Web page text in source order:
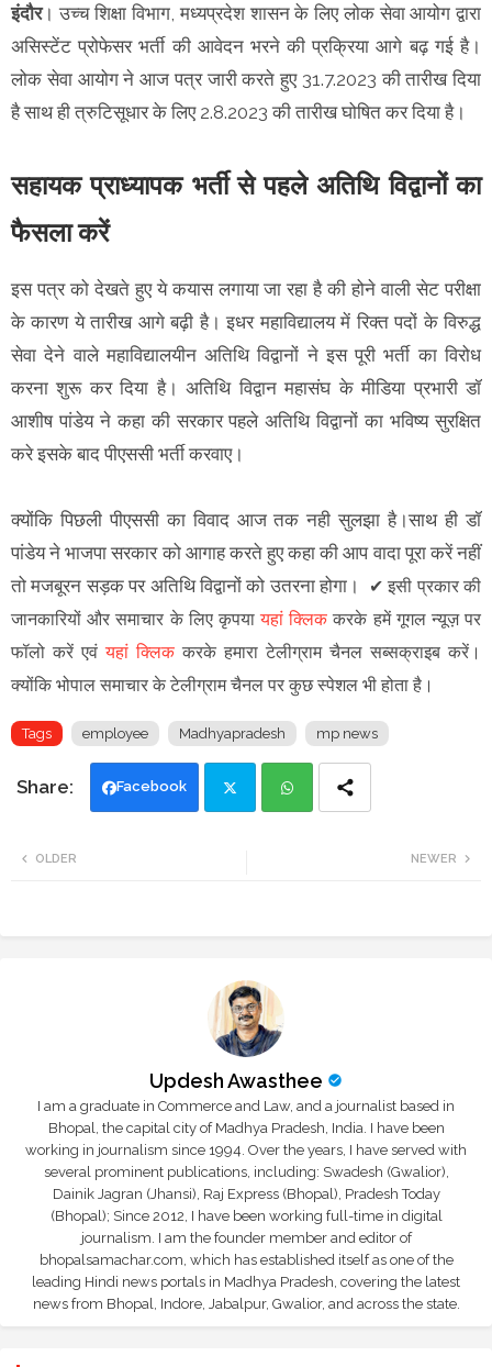
इंदौर। उच्च शिक्षा विभाग, मध्यप्रदेश शासन के लिए लोक सेवा आयोग द्वारा
असिस्टेंट प्रोफेसर भर्ती की आवेदन भरने की प्रक्रिया आगे बढ़ गई है।
लोक सेवा आयोग ने आज पत्र जारी करते हुए 31.7.2023 की तारीख दिया
है साथ ही त्रुटिसूधार के लिए 2.8.2023 की तारीख घोषित कर दिया है।
सहायक प्राध्यापक भर्ती से पहले अतिथि विद्वानों का
फैसला करें
इस पत्र को देखते हुए ये कयास लगाया जा रहा है की होने वाली सेट परीक्षा
के कारण ये तारीख आगे बढ़ी है। इधर महाविद्यालय में रिक्त पदों के विरुद्ध
सेवा देने वाले महाविद्यालयीन अतिथि विद्वानों ने इस पूरी भर्ती का विरोध
करना शुरू कर दिया है। अतिथि विद्वान महासंघ के मीडिया प्रभारी डॉ
आशीष पांडेय ने कहा की सरकार पहले अतिथि विद्वानों का भविष्य सुरक्षित
करे इसके बाद पीएससी भर्ती करवाए।
क्योंकि पिछली पीएससी का विवाद आज तक नही सुलझा है।साथ ही डॉ
पांडेय ने भाजपा सरकार को आगाह करते हुए कहा की आप वादा पूरा करें नहीं
तो मजबूरन सड़क पर अतिथि विद्वानों को उतरना होगा।
✔इसी प्रकार की
जानकारियों और समाचार के लिए कृपयायहां क्लिक करके हमें गूगल न्यूज़ पर
फॉलो करें एवंयहां क्लिक करके हमारा टेलीग्राम चैनल सब्सक्राइब करें।
क्योंकि भोपाल समाचार के टेलीग्राम चैनल पर कुछ स्पेशल भी होता है।
Tags employee Madhyapradesh mp news
Facebook
NEWER
OLDER
Updesh Awasthee
I am a graduate in Commerce and Law, and a journalist based in
Bhopal, the capital city of Madhya Pradesh, India. I have been
working in journalism since 1994. Over the years, I have served with
several prominent publications, including: Swadesh (Gwalior),
Dainik Jagran (Jhansi), Raj Express (Bhopal), Pradesh Today
(Bhopal); Since 2012, I have been working full-time in digital
journalism. I am the founder member and editor of
bhopalsamachar.com, which has established itself as one of the
leading Hindi news portals in Madhya Pradesh, covering the latest
news from Bhopal, Indore, Jabalpur, Gwalior, and across the state.